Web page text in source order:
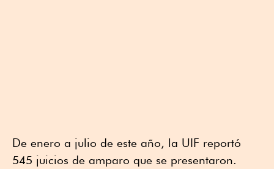
De enero a julio de este año, la UIF reportó
545 juicios de amparo que se presentaron.